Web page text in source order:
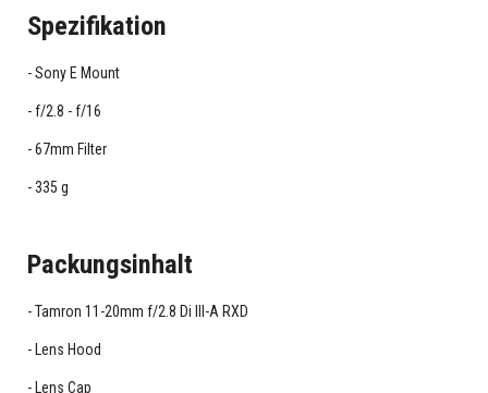
Spezifikation
Sony E Mount
f/2.8 - f/16
67mm Filter
335 g
Packungsinhalt
Tamron 11-20mm f/2.8 Di III-A RXD
Lens Hood
Lens Cap